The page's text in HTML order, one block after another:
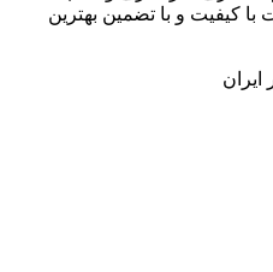
با کیفیت و با تضمین بهترین